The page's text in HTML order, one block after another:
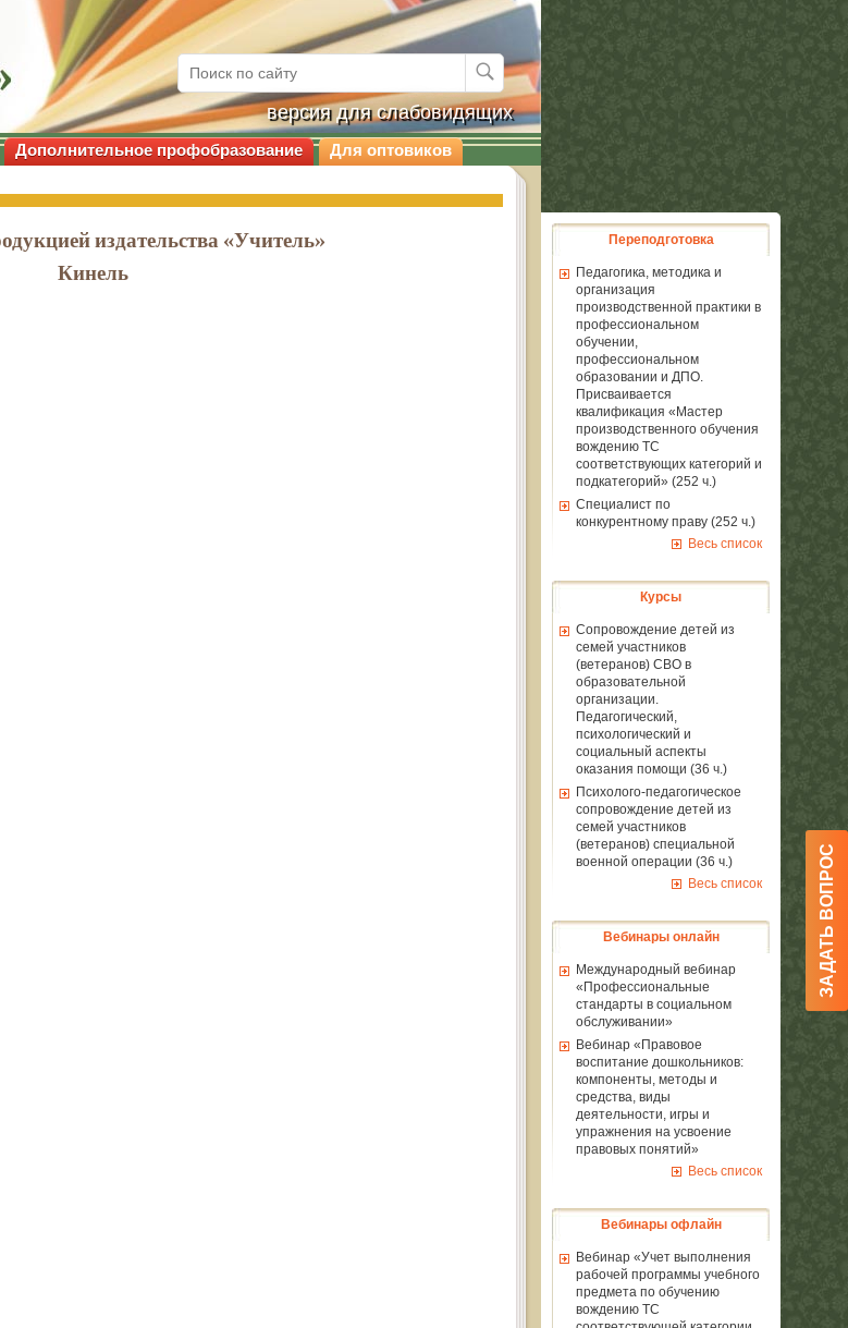
Переподготовка
Педагогика, методика и
организация
производственной практики в
профессиональном
обучении,
профессиональном
образовании и ДПО.
Присваивается
квалификация «Мастер
производственного обучения
вождению ТС
соответствующих категорий и
подкатегорий» (252 ч.)
Специалист по
конкурентному праву (252 ч.)
Весь список
Курсы
Сопровождение детей из
семей участников
(ветеранов) СВО в
образовательной
организации.
Педагогический,
психологический и
социальный аспекты
оказания помощи (36 ч.)
Психолого-педагогическое
сопровождение детей из
семей участников
(ветеранов) специальной
военной операции (36 ч.)
Весь список
Вебинары онлайн
Международный вебинар
«Профессиональные
стандарты в социальном
обслуживании»
Вебинар «Правовое
воспитание дошкольников:
компоненты, методы и
средства, виды
деятельности, игры и
упражнения на усвоение
правовых понятий»
Весь список
Вебинары офлайн
Вебинар «Учет выполнения
рабочей программы учебного
предмета по обучению
вождению ТС
издательства «Учитель»
Кинель
версия для слабовидящих
Дополнительное профобразование Для оптовиков
ЗАДАТЬ ВОПРОС